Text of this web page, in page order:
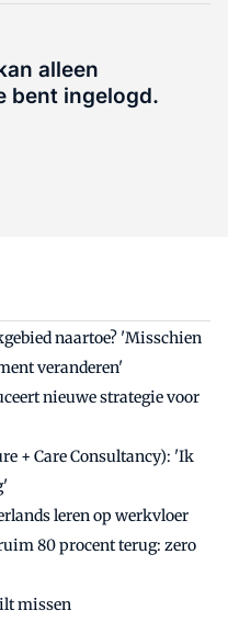
alleen
bent ingelogd.
naartoe? 'Misschien
veranderen'
nieuwe strategie voor
+ Care Consultancy): 'Ik
leren op werkvloer
80 procent terug: zero
missen